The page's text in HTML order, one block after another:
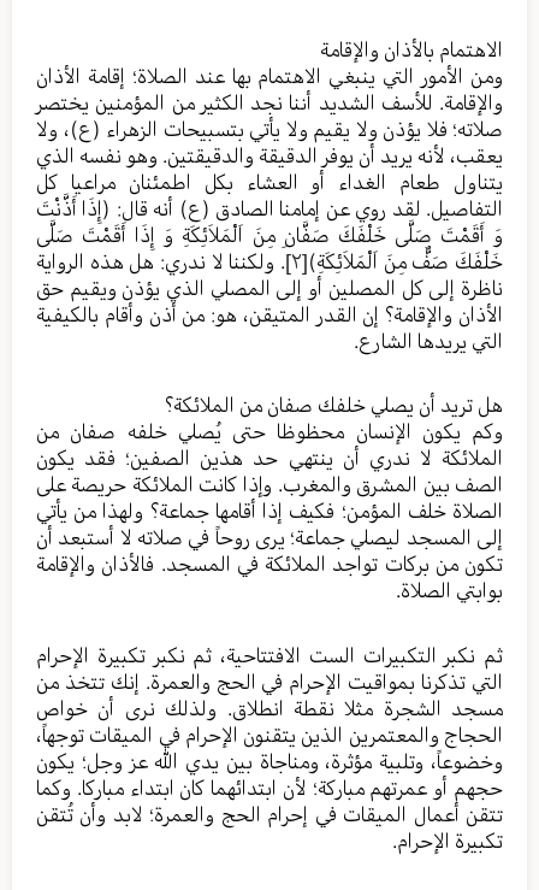
الاهتمام بالأذان والإقامة
ومن الأمور التي ينبغي الاهتمام بها عند الصلاة؛ إقامة الأذان
والإقامة. للأسف الشديد أننا نجد الكثير من المؤمنين يختصر
صلاته؛ فلا يؤذن ولا يقيم ولا يأتي بتسبيحات الزهراء (ع)، ولا
يعقب، لأنه يريد أن يوفر الدقيقة والدقيقتين. وهو نفسه الذي
يتناول طعام الغداء أو العشاء بكل اطمئنان مراعيا كل
التفاصيل. لقد روي عن إمامنا الصادق (ع) أنه قال: (إِذَا أَذَّنْتَ
وَ أَقَمْتَ صَلَّى خَلْفَكَ صَفَّانِ مِنَ اَلْمَلاَئِكَةِ وَ إِذَا أَقَمْتَ صَلَّى
خَلْفَكَ صَفٌّ مِنَ اَلْمَلاَئِكَةِ)[٢]
. ولكننا لا ندري: هل هذه الرواية
ناظرة إلى كل المصلين أو إلى المصلي الذي يؤذن ويقيم حق
الأذان والإقامة؟ إن القدر المتيقن، هو: من أذن وأقام بالكيفية
التي يريدها الشارع.
هل تريد أن يصلي خلفك صفان من الملائكة؟
وكم يكون الإنسان محظوظا حتى يُصلي خلفه صفان من
الملائكة لا ندري أن ينتهي حد هذين الصفين؛ فقد يكون
الصف بين المشرق والمغرب. وإذا كانت الملائكة حريصة على
الصلاة خلف المؤمن؛ فكيف إذا أقامها جماعة؟ ولهذا من يأتي
إلى المسجد ليصلي جماعة؛ يرى روحاً في صلاته لا أستبعد أن
تكون من بركات تواجد الملائكة في المسجد. فالأذان والإقامة
بوابتي الصلاة.
ثم نكبر التكبيرات الست الافتتاحية، ثم نكبر تكبيرة الإحرام
التي تذكرنا بمواقيت الإحرام في الحج والعمرة. إنك تتخذ من
مسجد الشجرة مثلا نقطة انطلاق. ولذلك نرى أن خواص
الحجاج والمعتمرين الذين يتقنون الإحرام في الميقات توجهاً،
وخضوعاً، وتلبية مؤثرة، ومناجاة بين يدي الله عز وجل؛ يكون
حجهم أو عمرتهم مباركة؛ لأن ابتدائهما كان ابتداء مباركا. وكما
تتقن أعمال الميقات في إحرام الحج والعمرة؛ لابد وأن تُتقن
تكبيرة الإحرام.